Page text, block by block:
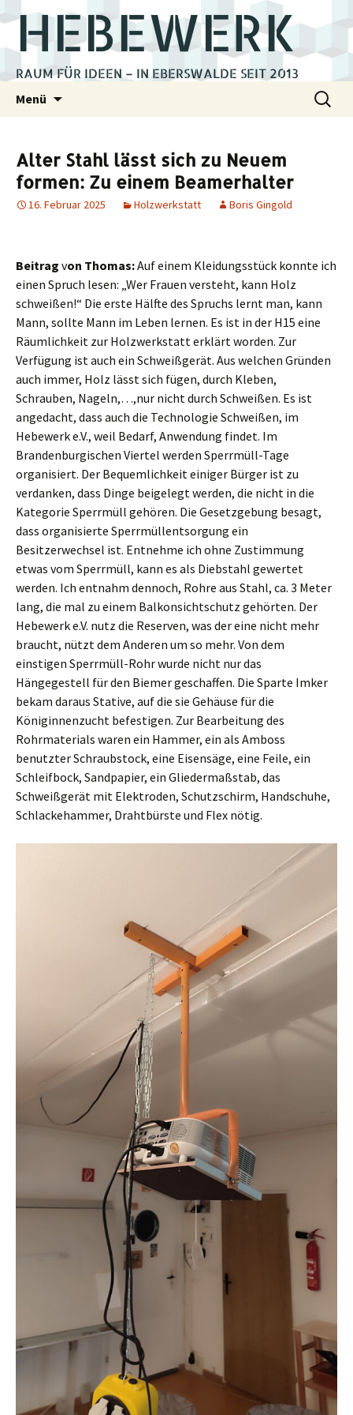
HEBEWERK
RAUM FÜR IDEEN – IN EBERSWALDE SEIT 2013
Menü
Suchen
nach:
Alter Stahl lässt sich zu Neuem
formen: Zu einem Beamerhalter
16. Februar 2025 Holzwerkstatt Boris Gingold
Beitrag von Thomas:Auf einem Kleidungsstück konnte ich
einen Spruch lesen: „Wer Frauen versteht, kann Holz
schweißen!“ Die erste Hälfte des Spruchs lernt man, kann
Mann, sollte Mann im Leben lernen. Es ist in der H15 eine
Räumlichkeit zur Holzwerkstatt erklärt worden. Zur
Verfügung ist auch ein Schweißgerät. Aus welchen Gründen
auch immer, Holz lässt sich fügen, durch Kleben,
Schrauben, Nageln,…,nur nicht durch Schweißen. Es ist
angedacht, dass auch die Technologie Schweißen, im
Hebewerk e.V., weil Bedarf, Anwendung findet. Im
Brandenburgischen Viertel werden Sperrmüll-Tage
organisiert. Der Bequemlichkeit einiger Bürger ist zu
verdanken, dass Dinge beigelegt werden, die nicht in die
Kategorie Sperrmüll gehören. Die Gesetzgebung besagt,
dass organisierte Sperrmüllentsorgung ein
Besitzerwechsel ist. Entnehme ich ohne Zustimmung
etwas vom Sperrmüll, kann es als Diebstahl gewertet
werden. Ich entnahm dennoch, Rohre aus Stahl, ca. 3 Meter
lang, die mal zu einem Balkonsichtschutz gehörten. Der
Hebewerk e.V. nutz die Reserven, was der eine nicht mehr
braucht, nützt dem Anderen um so mehr. Von dem
einstigen Sperrmüll-Rohr wurde nicht nur das
Hängegestell für den Biemer geschaffen. Die Sparte Imker
bekam daraus Stative, auf die sie Gehäuse für die
Königinnenzucht befestigen. Zur Bearbeitung des
Rohrmaterials waren ein Hammer, ein als Amboss
benutzter Schraubstock, eine Eisensäge, eine Feile, ein
Schleifbock, Sandpapier, ein Gliedermaßstab, das
Schweißgerät mit Elektroden, Schutzschirm, Handschuhe,
Schlackehammer, Drahtbürste und Flex nötig.